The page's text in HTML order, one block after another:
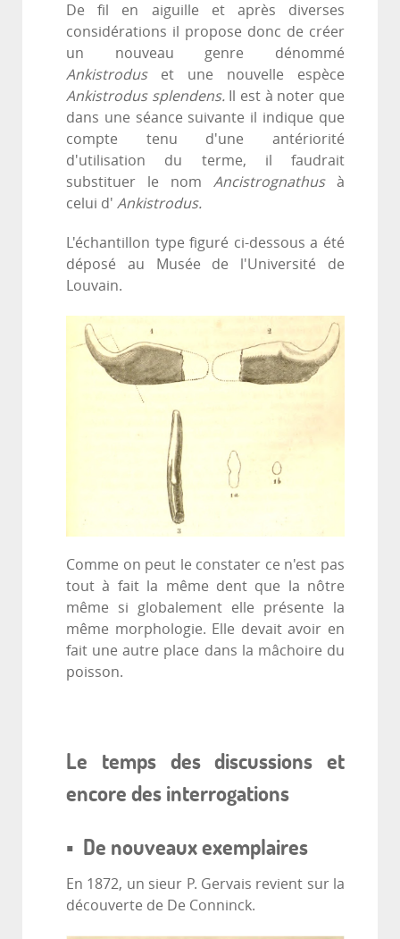
De fil en aiguille et après diverses
considérations il propose donc de créer
un nouveau genre dénommé
Ankistrodus et une nouvelle espèce
Ankistrodus splendens. Il est à noter que
dans une séance suivante il indique que
compte tenu d'une antériorité
d'utilisation du terme, il faudrait
substituer le nom Ancistrognathus à
celui d' Ankistrodus.
L'échantillon type figuré ci-dessous a été
déposé au Musée de l'Université de
Louvain.
Comme on peut le constater ce n'est pas
tout à fait la même dent que la nôtre
même si globalement elle présente la
même morphologie. Elle devait avoir en
fait une autre place dans la mâchoire du
poisson.
Le temps des discussions et
encore des interrogations
▪ De nouveaux exemplaires
En 1872, un sieur P. Gervais revient sur la
découverte de De Conninck.